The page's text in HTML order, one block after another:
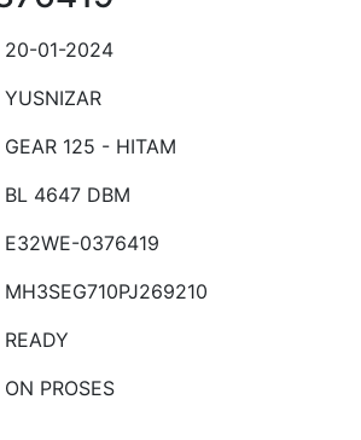
20-01-2024
YUSNIZAR
GEAR 125 - HITAM
BL 4647 DBM
E32WE-0376419
MH3SEG710PJ269210
READY
ON PROSES